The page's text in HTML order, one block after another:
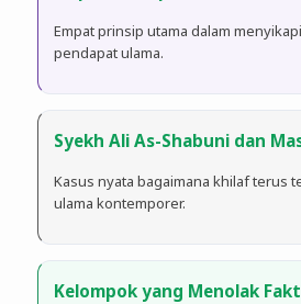
Empat prinsip utama dalam
pendapat ulama.
Syekh Ali As-Shabuni dan
Kasus nyata bagaimana khilaf terus
ulama kontemporer.
Kelompok yang Menolak